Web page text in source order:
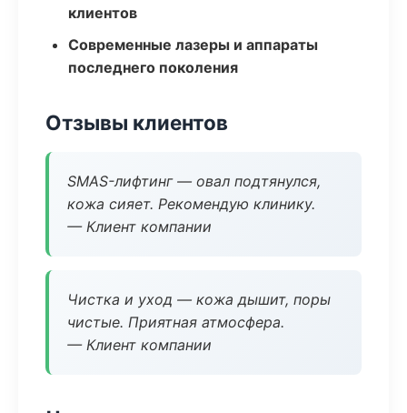
клиентов
Современные лазеры и аппараты
последнего поколения
Отзывы клиентов
SMAS-лифтинг — овал подтянулся,
кожа сияет. Рекомендую клинику.
— Клиент компании
Чистка и уход — кожа дышит, поры
чистые. Приятная атмосфера.
— Клиент компании